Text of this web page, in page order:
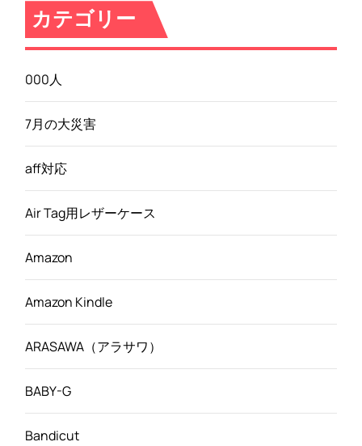
カテゴリー
000人
7月の大災害
aff対応
Air Tag用レザーケース
Amazon
Amazon Kindle
ARASAWA（アラサワ）
BABY-G
Bandicut